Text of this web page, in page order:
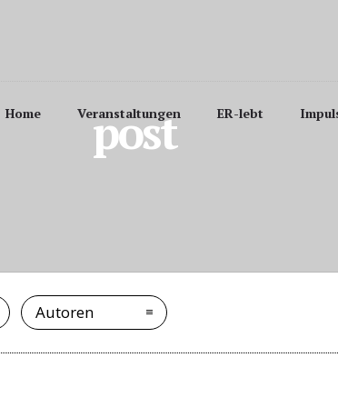
Home Veranstaltungen ER-lebt
post
Autoren